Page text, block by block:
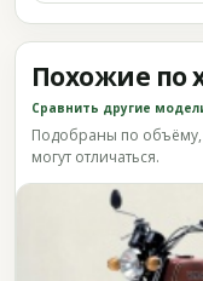
Похожие по
Сравнить другие
Подобраны по объёму,
могут отличаться.